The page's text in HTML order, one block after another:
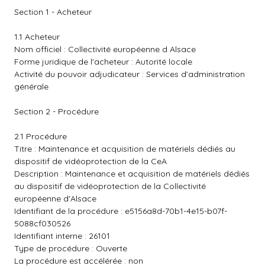
Section 1 - Acheteur
1.1 Acheteur
Nom officiel : Collectivité européenne d Alsace
Forme juridique de l'acheteur : Autorité locale
Activité du pouvoir adjudicateur : Services d'administration
générale
Section 2 - Procédure
2.1 Procédure
Titre : Maintenance et acquisition de matériels dédiés au
dispositif de vidéoprotection de la CeA
Description : Maintenance et acquisition de matériels dédiés
au dispositif de vidéoprotection de la Collectivité
européenne d'Alsace
Identifiant de la procédure : e5156a8d-70b1-4e15-b07f-
5088cf030526
Identifiant interne : 26101
Type de procédure : Ouverte
La procédure est accélérée : non